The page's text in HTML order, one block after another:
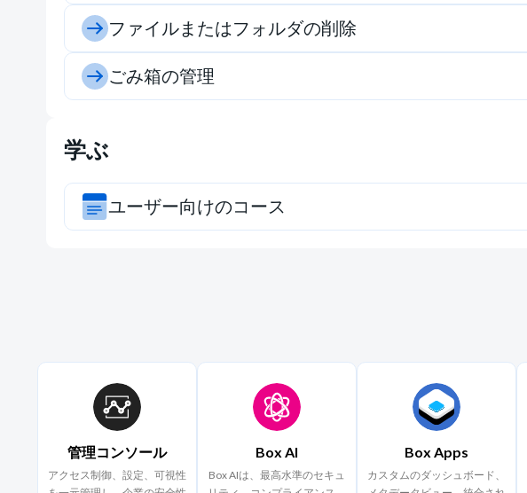
ファイルまたはフォルダの削除
ごみ箱の管理
学ぶ
ユーザー向けのコース
管理コンソール
アクセス制御、設定、可視性
Box AI
Box AIは、最高水準のセキュ
Box Apps
カスタムのダッシュボード、